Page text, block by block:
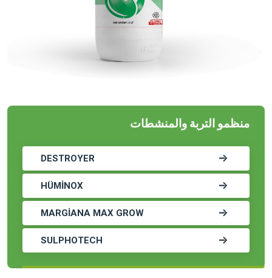
منظمو التربة والمنشطات
DESTROYER
HÜMİNOX
MARGİANA MAX GROW
SULPHOTECH